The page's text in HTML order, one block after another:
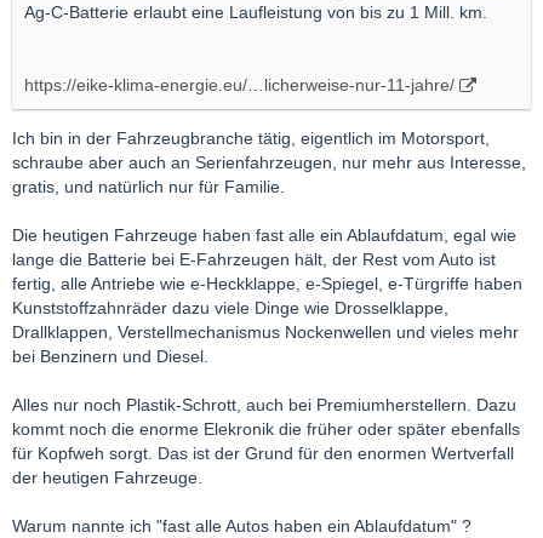
Ag-C-Batterie erlaubt eine Laufleistung von bis zu 1 Mill. km.
https://eike-klima-energie.eu/…licherweise-nur-11-jahre/
Ich bin in der Fahrzeugbranche tätig, eigentlich im Motorsport,
schraube aber auch an Serienfahrzeugen, nur mehr aus Interesse,
gratis, und natürlich nur für Familie.
Die heutigen Fahrzeuge haben fast alle ein Ablaufdatum, egal wie
lange die Batterie bei E-Fahrzeugen hält, der Rest vom Auto ist
fertig, alle Antriebe wie e-Heckklappe, e-Spiegel, e-Türgriffe haben
Kunststoffzahnräder dazu viele Dinge wie Drosselklappe,
Drallklappen, Verstellmechanismus Nockenwellen und vieles mehr
bei Benzinern und Diesel.
Alles nur noch Plastik-Schrott, auch bei Premiumherstellern. Dazu
kommt noch die enorme Elekronik die früher oder später ebenfalls
für Kopfweh sorgt. Das ist der Grund für den enormen Wertverfall
der heutigen Fahrzeuge.
Warum nannte ich "fast alle Autos haben ein Ablaufdatum" ?